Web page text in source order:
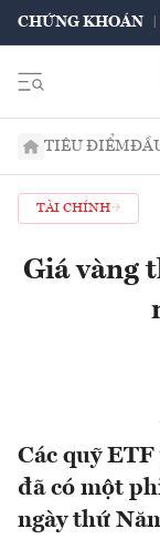
CHỨNG KHOÁN
TIÊU ĐIỂM
TÀI CHÍNH
Giá vàng
Các quỹ
đã có một
ngày thứ